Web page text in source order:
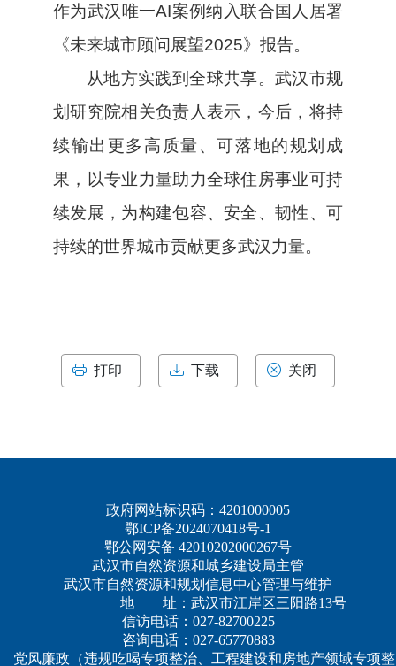
作为武汉唯一AI案例纳入联合国人居署
《未来城市顾问展望2025》报告。
从地方实践到全球共享。武汉市规
划研究院相关负责人表示，今后，将持
续输出更多高质量、可落地的规划成
果，以专业力量助力全球住房事业可持
续发展，为构建包容、安全、韧性、可
持续的世界城市贡献更多武汉力量。
打印 下载 关闭
政府网站标识码：4201000005
鄂ICP备2024070418号-1
鄂公网安备 42010202000267号
武汉市自然资源和城乡建设局主管
武汉市自然资源和规划信息中心管理与维护
地 址：武汉市江岸区三阳路13号
信访电话：027-82700225
咨询电话：027-65770883
党风廉政（违规吃喝专项整治、工程建设和房地产领域专项整